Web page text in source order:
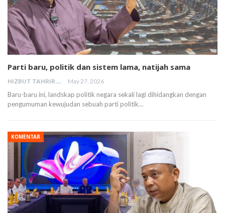
Parti baru, politik dan sistem lama, natijah sama
HIZBUT TAHRIR MALAYSIA May 27, 2026
Baru-baru ini, landskap politik negara sekali lagi dihidangkan dengan
pengumuman kewujudan sebuah parti politik…
KOMENTAR